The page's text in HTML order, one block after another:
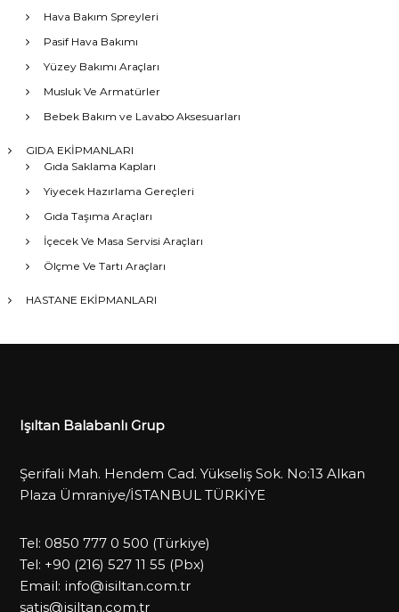
Hava Bakım Spreyleri
Pasif Hava Bakımı
Yüzey Bakımı Araçları
Musluk Ve Armatürler
Bebek Bakım ve Lavabo Aksesuarları
GIDA EKİPMANLARI
Gıda Saklama Kapları
Yiyecek Hazırlama Gereçleri
Gıda Taşıma Araçları
İçecek Ve Masa Servisi Araçları
Ölçme Ve Tartı Araçları
HASTANE EKİPMANLARI
Işıltan Balabanlı Grup
Şerifali Mah. Hendem Cad. Yükseliş Sok. No:13 Alkan
Plaza Ümraniye/İSTANBUL TÜRKİYE
Tel: 0850 777 0 500 (Türkiye)
Tel: +90 (216) 527 11 55 (Pbx)
Email: info@isiltan.com.tr
satis@isiltan.com.tr